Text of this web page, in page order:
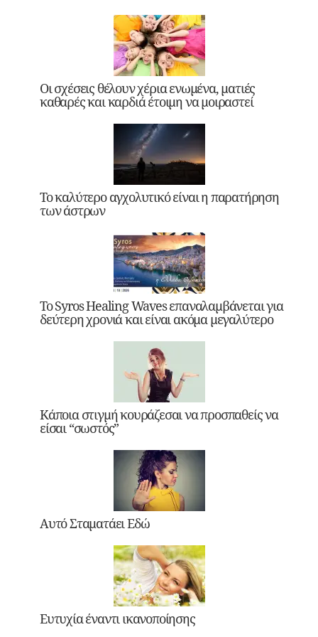
Οι σχέσεις θέλουν χέρια ενωμένα, ματιές
καθαρές και καρδιά έτοιμη να μοιραστεί
Το καλύτερο αγχολυτικό είναι η παρατήρηση
των άστρων
Το Syros Healing Waves επαναλαμβάνεται για
δεύτερη χρονιά και είναι ακόμα μεγαλύτερο
Κάποια στιγμή κουράζεσαι να προσπαθείς να
είσαι “σωστός”
Αυτό Σταματάει Εδώ
Ευτυχία έναντι ικανοποίησης